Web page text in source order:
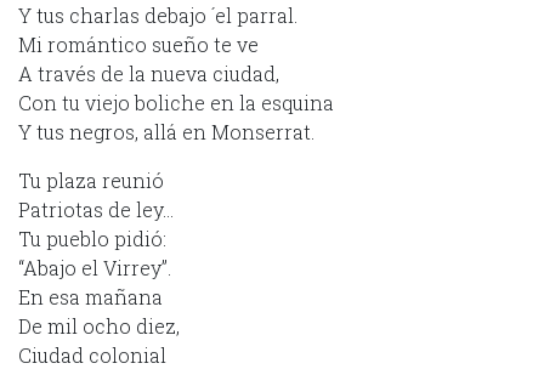
Y tus charlas debajo ´el parral.
Mi romántico sueño te ve
A través de la nueva ciudad,
Con tu viejo boliche en la esquina
Y tus negros, allá en Monserrat.
Tu plaza reunió
Patriotas de ley…
Tu pueblo pidió:
“Abajo el Virrey”.
En esa mañana
De mil ocho diez,
Ciudad colonial